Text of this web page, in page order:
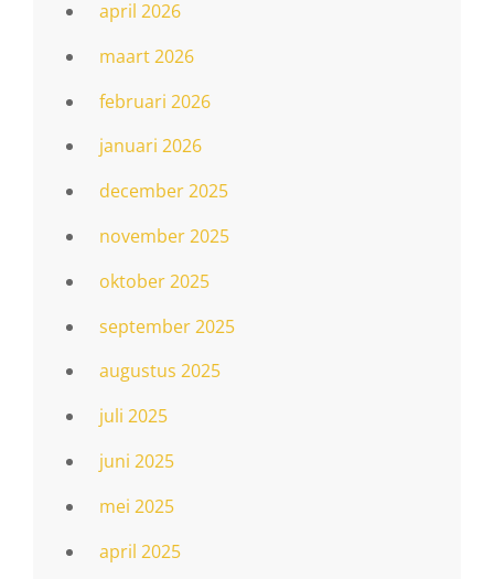
april 2026
maart 2026
februari 2026
januari 2026
december 2025
november 2025
oktober 2025
september 2025
augustus 2025
juli 2025
juni 2025
mei 2025
april 2025